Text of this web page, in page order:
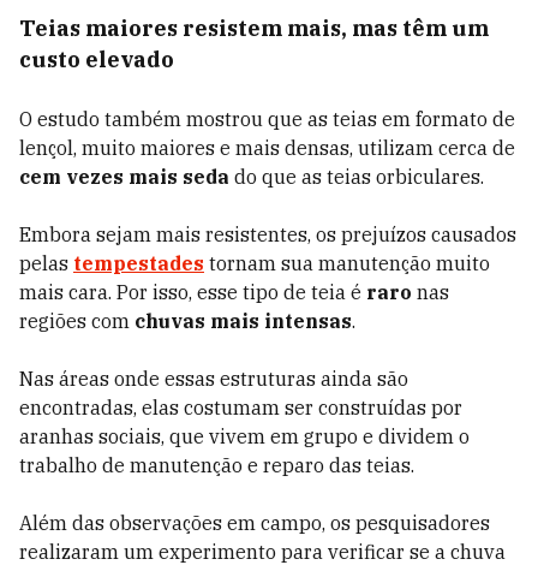
Teias maiores resistem mais, mas têm um
custo elevado
O estudo também mostrou que as teias em formato de
lençol, muito maiores e mais densas, utilizam cerca de
cem vezes mais seda do que as teias orbiculares.
Embora sejam mais resistentes, os prejuízos causados
pelas tempestades tornam sua manutenção muito
mais cara. Por isso, esse tipo de teia é raro nas
regiões com chuvas mais intensas.
Nas áreas onde essas estruturas ainda são
encontradas, elas costumam ser construídas por
aranhas sociais, que vivem em grupo e dividem o
trabalho de manutenção e reparo das teias.
Além das observações em campo, os pesquisadores
realizaram um experimento para verificar se a chuva